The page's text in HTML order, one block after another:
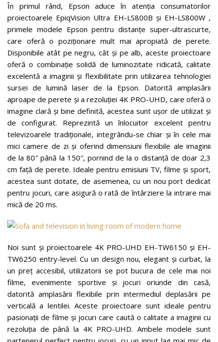
În primul rând, Epson aduce în atenția consumatorilor
proiectoarele EpiqVision Ultra EH-LS800B și EH-LS800W ,
primele modele Epson pentru distanțe super-ultrascurte,
care oferă o poziționare mult mai apropiată de perete.
Disponibile atât pe negru, cât și pe alb, aceste proiectoare
oferă o combinație solidă de luminozitate ridicată, calitate
excelentă a imaginii și flexibilitate prin utilizarea tehnologiei
sursei de lumină laser de la Epson. Datorită amplasării
aproape de perete și a rezoluției 4K PRO-UHD, care oferă o
imagine clară și bine definită, acestea sunt ușor de utilizat și
de configurat. Reprezintă un înlocuitor excelent pentru
televizoarele tradiționale, integrându-se chiar și în cele mai
mici camere de zi și oferind dimensiuni flexibile ale imaginii
de la 80″ până la 150″, pornind de la o distanță de doar 2,3
cm față de perete. Ideale pentru emisiuni TV, filme și sport,
acestea sunt dotate, de asemenea, cu un nou port dedicat
pentru jocuri, care asigură o rată de întârziere la intrare mai
mică de 20 ms.
Noi sunt și proiectoarele 4K PRO-UHD EH-TW6150 și EH-
TW6250 entry-level. Cu un design nou, elegant și curbat, la
un preț accesibil, utilizatorii se pot bucura de cele mai noi
filme, evenimente sportive și jocuri oriunde din casă,
datorită amplasării flexibile prin intermediul deplasării pe
verticală a lentilei. Aceste proiectoare sunt ideale pentru
pasionații de filme și jocuri care caută o calitate a imaginii cu
rezoluția de până la 4K PRO-UHD. Ambele modele sunt